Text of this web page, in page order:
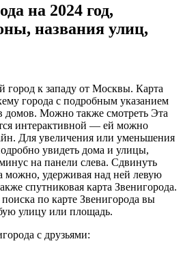
на 2024 год,
названия улиц,
к западу от Москвы. Карта
города с подробным указанием
домов. Можно также смотреть Эта
интерактивной — ей можно
Для увеличения или уменьшения
увидеть дома и улицы,
на панели слева. Сдвинуть
можно, удерживая над ней левую
спутниковая карта Звенигорода.
по карте Звенигорода вы
улицу или площадь.
с друзьями: